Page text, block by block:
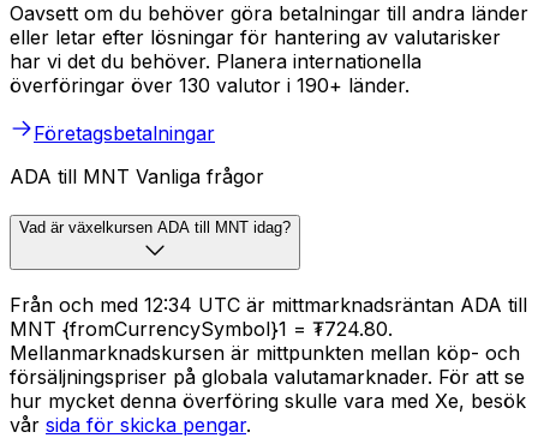
Oavsett om du behöver göra betalningar till andra länder
eller letar efter lösningar för hantering av valutarisker
har vi det du behöver. Planera internationella
överföringar över 130 valutor i 190+ länder.
Företagsbetalningar
ADA till MNT Vanliga frågor
Vad är växelkursen ADA till MNT idag?
Från och med 12:34 UTC är mittmarknadsräntan ADA till
MNT {fromCurrencySymbol}1 = ₮724.80.
Mellanmarknadskursen är mittpunkten mellan köp- och
försäljningspriser på globala valutamarknader. För att se
hur mycket denna överföring skulle vara med Xe, besök
vår sida för skicka pengar.